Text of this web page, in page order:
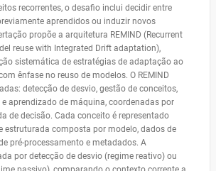
recorrentes, o desafio inclui decidir entre
aprendidos ou induzir novos
propõe a arquitetura REMIND (Recurrent
reuse with Integrated Drift adaptation),
sistemática de estratégias de adaptação ao
ênfase no reuso de modelos. O REMIND
detecção de desvio, gestão de conceitos,
aprendizado de máquina, coordenadas por
de decisão. Cada conceito é representado
estruturada composta por modelo, dados de
pré-processamento e metadados. A
por detecção de desvio (regime reativo) ou